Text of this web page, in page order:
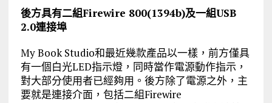
後方具有二組Firewire 800(1394b)及一組USB
2.0連接埠
My Book Studio和最近幾款產品以一樣，前方僅具
有一個白光LED指示燈，同時當作電源動作指示，
對大部分使用者已經夠用。後方除了電源之外，主
要就是連接介面，包括二組Firewire